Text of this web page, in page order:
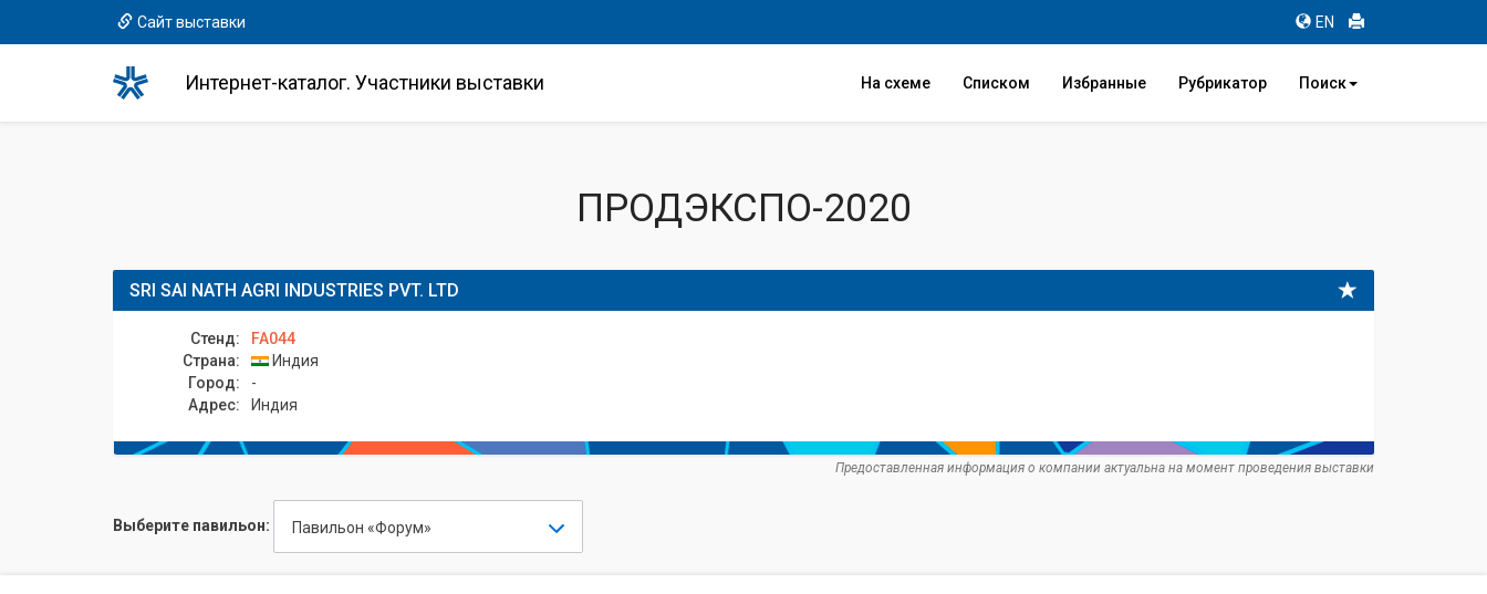
Сайт выставки EN
Интернет-каталог. Участники выставки На схеме Списком Избранные Рубрикатор Поиск
ПРОДЭКСПО-2020
SRI SAI NATH AGRI INDUSTRIES PVT. LTD
Стенд:
FA044
Страна:
Индия
Город:
-
Адрес:
Индия
Предоставленная информация о компании актуальна на момент проведения выставки
Выберите павильон: Павильон «Форум»